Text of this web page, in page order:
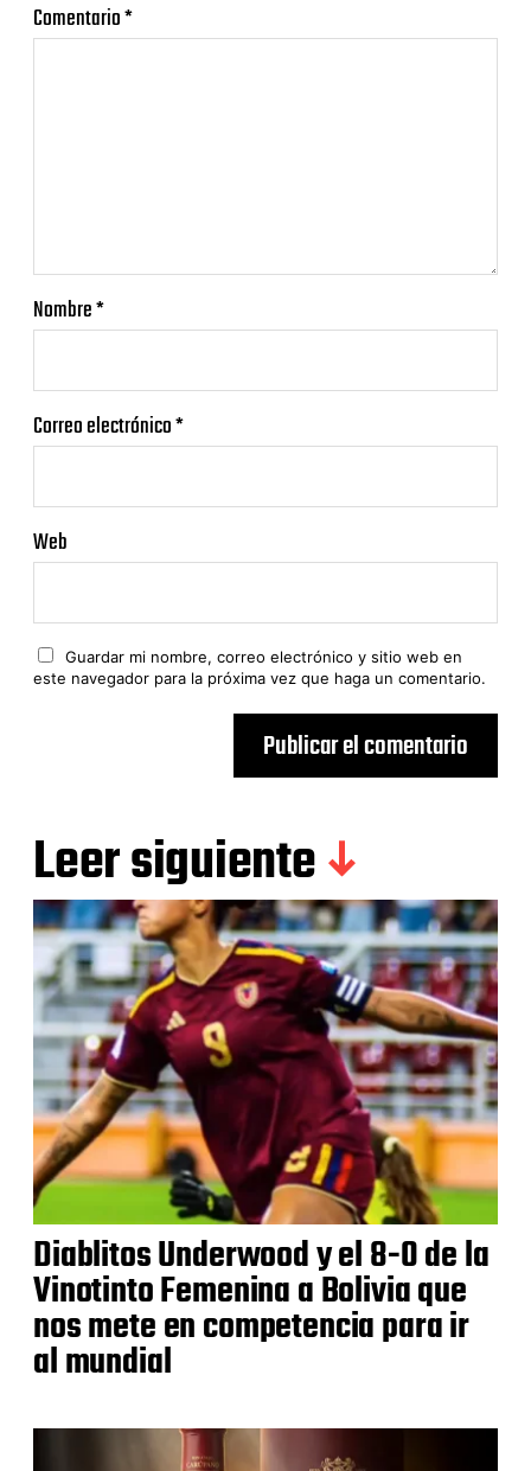
Comentario*
Nombre*
Correo electrónico*
Web
Guardar mi nombre, correo electrónico y sitio web en
este navegador para la próxima vez que haga un comentario.
Leer siguiente
Diablitos Underwood y el 8-0 de la
Vinotinto Femenina a Bolivia que
nos mete en competencia para ir
al mundial